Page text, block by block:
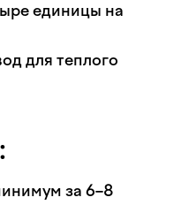
единицы на
для теплого
за 6–8